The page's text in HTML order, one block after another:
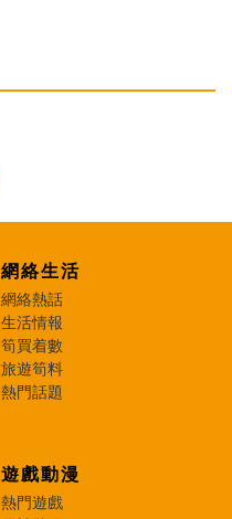
網絡生活
網絡熱話
生活情報
筍買着數
旅遊筍料
熱門話題
遊戲動漫
熱門遊戲